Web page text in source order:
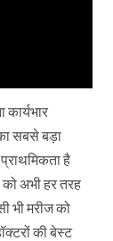
सबसे बड़ा
है
अभी हर तरह
भी मरीज को
की बेस्ट